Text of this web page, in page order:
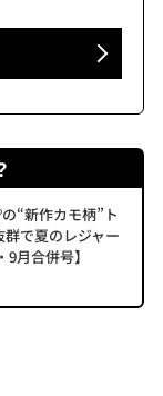
の“新作カモ柄”ト
で夏のレジャー
月合併号】